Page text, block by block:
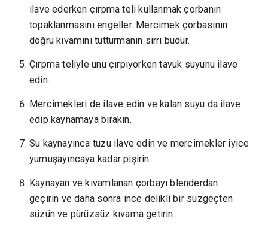
ilave ederken çırpma teli kullanmak çorbanın
topaklanmasını engeller. Mercimek çorbasının
doğru kıvamını tutturmanın sırrı budur.
Çırpma teliyle unu çırpıyorken tavuk suyunu ilave
edin.
Mercimekleri de ilave edin ve kalan suyu da ilave
edip kaynamaya bırakın.
Su kaynayınca tuzu ilave edin ve mercimekler iyice
yumuşayıncaya kadar pişirin.
Kaynayan ve kıvamlanan çorbayı blenderdan
geçirin ve daha sonra ince delikli bir süzgeçten
süzün ve pürüzsüz kıvama getirin.